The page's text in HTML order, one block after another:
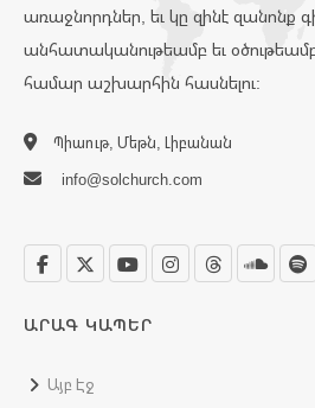
առաջնորդներ, եւ կը զինէ զանոնք
անհատականութեամբ եւ օծութեամբ
համար աշխարհին հասնելու:
Պիաութ, Մեթն, Լիբանան
info@solchurch.com
ԱՐԱԳ ԿԱՊԵՐ
Այբ Էջ